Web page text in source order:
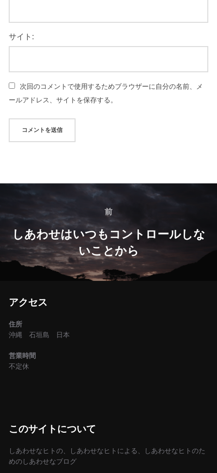
サイト:
次回のコメントで使用するためブラウザーに自分の名前、メ
ールアドレス、サイトを保存する。
稿
ナ
ビ
ー
ョ
ン
前
前
しあわせはいつもコントロールしな
いことから
アクセス
住所
沖縄 石垣島 日本
営業時間
不定休
このサイトについて
しあわせなヒトの、しあわせなヒトによる、しあわせなヒトのた
めのしあわせなブログ